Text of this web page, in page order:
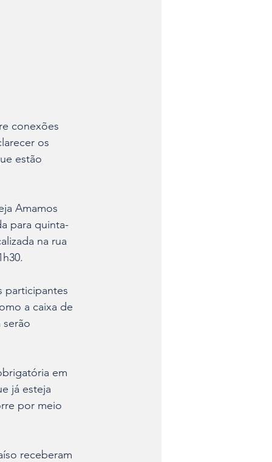
conexões
os
estão
Amamos
para quinta-
na rua
participantes
a caixa de
serão
em
já esteja
por meio
receberam